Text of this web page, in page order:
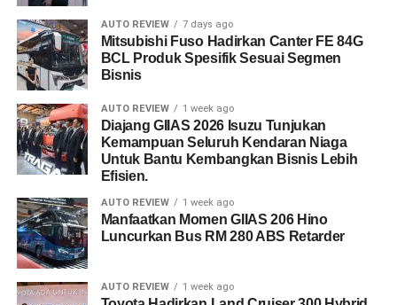
AUTO REVIEW 7 days ago
Mitsubishi Fuso Hadirkan Canter FE 84G
BCL Produk Spesifik Sesuai Segmen
Bisnis
AUTO REVIEW 1 week ago
Diajang GIIAS 2026 Isuzu Tunjukan
Kemampuan Seluruh Kendaran Niaga
Untuk Bantu Kembangkan Bisnis Lebih
Efisien.
AUTO REVIEW 1 week ago
Manfaatkan Momen GIIAS 206 Hino
Luncurkan Bus RM 280 ABS Retarder
AUTO REVIEW 1 week ago